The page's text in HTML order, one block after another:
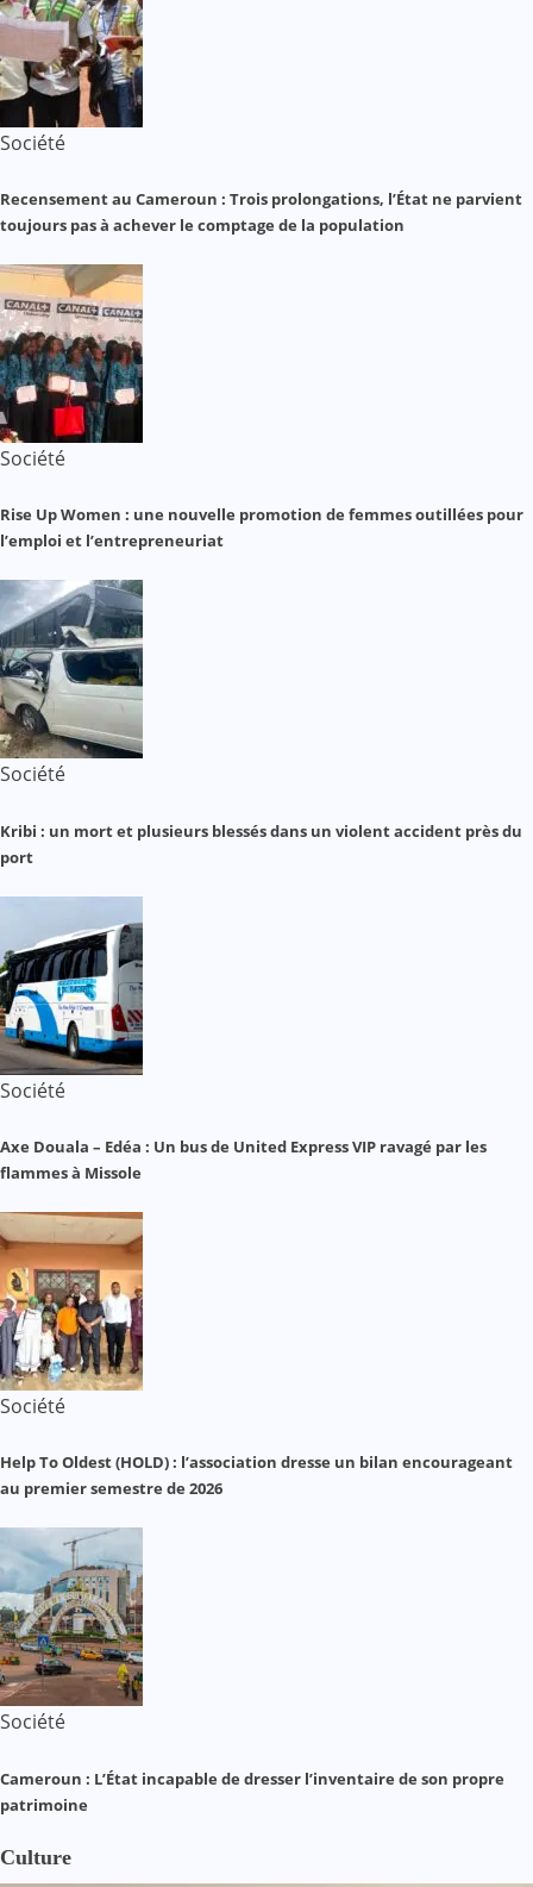
Société
Recensement au Cameroun : Trois prolongations, l’État ne parvient
toujours pas à achever le comptage de la population
Société
Rise Up Women : une nouvelle promotion de femmes outillées pour
l’emploi et l’entrepreneuriat
Société
Kribi : un mort et plusieurs blessés dans un violent accident près du
port
Société
Axe Douala – Edéa : Un bus de United Express VIP ravagé par les
flammes à Missole
Société
Help To Oldest (HOLD) : l’association dresse un bilan encourageant
au premier semestre de 2026
Société
Cameroun : L’État incapable de dresser l’inventaire de son propre
patrimoine
Culture